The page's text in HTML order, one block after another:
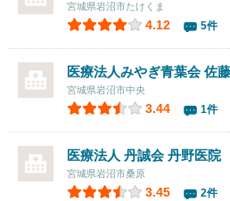
宮城県岩沼市たけくま
4.12 5件
医療法人みやぎ青葉会佐
宮城県岩沼市中央
3.44 1件
医療法人 丹誠会 丹野医院
宮城県岩沼市桑原
3.45 2件